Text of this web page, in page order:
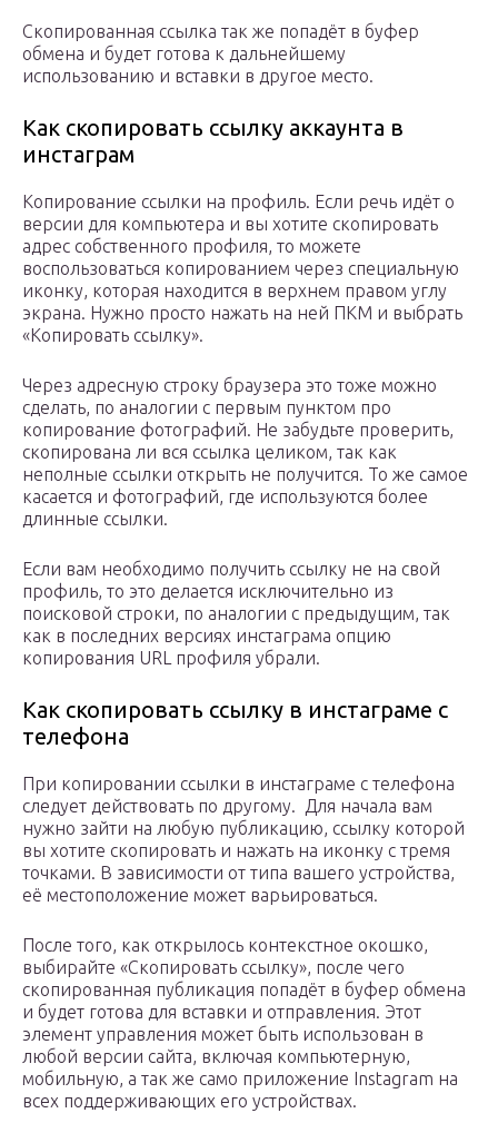
Скопированная ссылка так же попадёт в буфер
обмена и будет готова к дальнейшему
использованию и вставки в другое место.
Как скопировать ссылку аккаунта в
инстаграм
Копирование ссылки на профиль. Если речь идёт о
версии для компьютера и вы хотите скопировать
адрес собственного профиля, то можете
воспользоваться копированием через специальную
иконку, которая находится в верхнем правом углу
экрана. Нужно просто нажать на ней ПКМ и выбрать
«Копировать ссылку».
Через адресную строку браузера это тоже можно
сделать, по аналогии с первым пунктом про
копирование фотографий. Не забудьте проверить,
скопирована ли вся ссылка целиком, так как
неполные ссылки открыть не получится. То же самое
касается и фотографий, где используются более
длинные ссылки.
Если вам необходимо получить ссылку не на свой
профиль, то это делается исключительно из
поисковой строки, по аналогии с предыдущим, так
как в последних версиях инстаграма опцию
копирования URL профиля убрали.
Как скопировать ссылку в инстаграме с
телефона
При копировании ссылки в инстаграме с телефона
следует действовать по другому. Для начала вам
нужно зайти на любую публикацию, ссылку которой
вы хотите скопировать и нажать на иконку с тремя
точками. В зависимости от типа вашего устройства,
её местоположение может варьироваться.
После того, как открылось контекстное окошко,
выбирайте «Скопировать ссылку», после чего
скопированная публикация попадёт в буфер обмена
и будет готова для вставки и отправления. Этот
элемент управления может быть использован в
любой версии сайта, включая компьютерную,
мобильную, а так же само приложение Instagram на
всех поддерживающих его устройствах.